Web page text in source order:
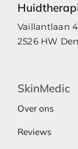
Vaillantlaan
2526 HW
SkinMedic
Over ons
Reviews